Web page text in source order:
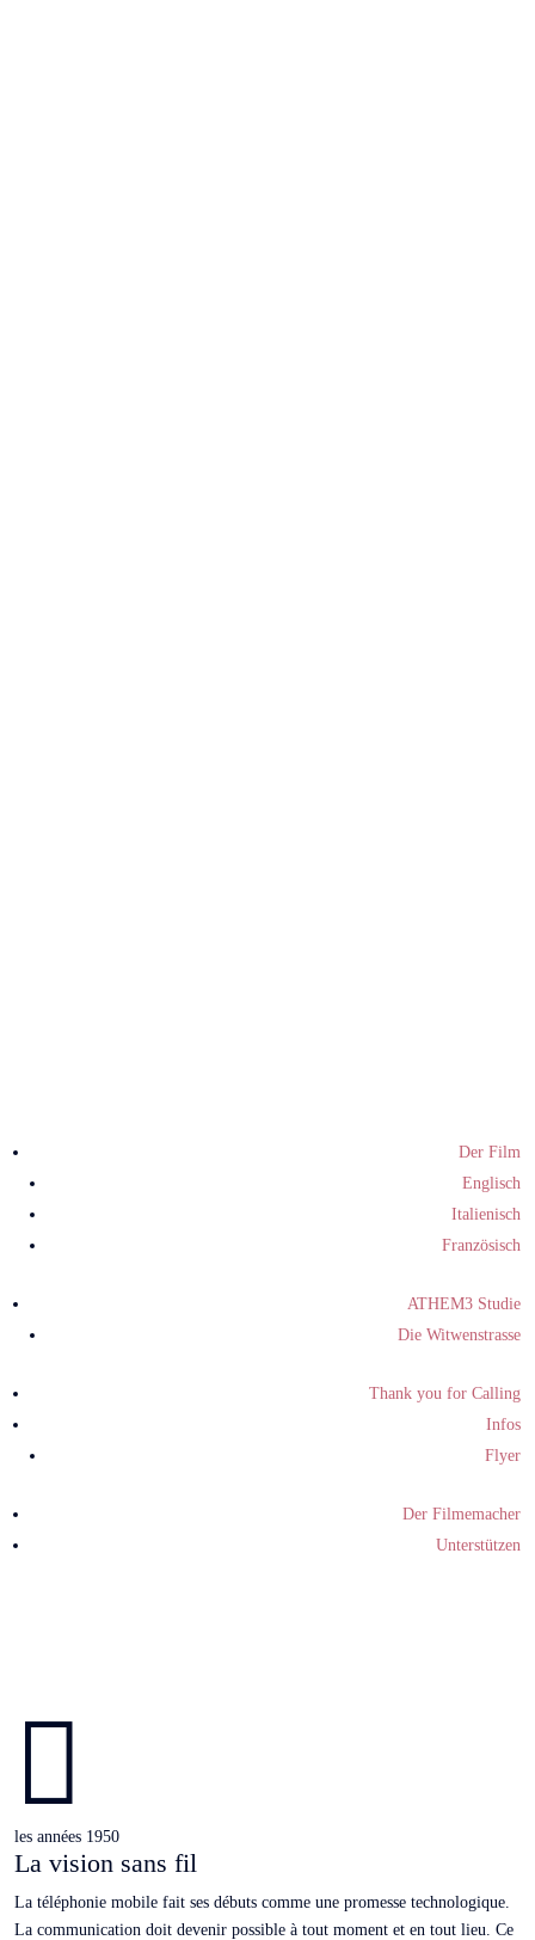
Der Film
Englisch
Italienisch
Französisch
ATHEM3 Studie
Die Witwenstrasse
Thank you for Calling
Infos
Flyer
Der Filmemacher
Unterstützen

les années 1950
La vision sans fil
La téléphonie mobile fait ses débuts comme une promesse technologique.
La communication doit devenir possible à tout moment et en tout lieu. Ce